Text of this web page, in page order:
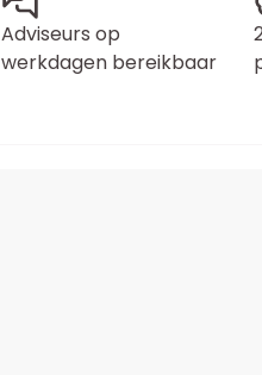
Adviseurs op
werkdagen bereikbaar